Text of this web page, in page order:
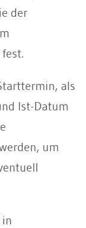
der
als
Ist-Datum
um